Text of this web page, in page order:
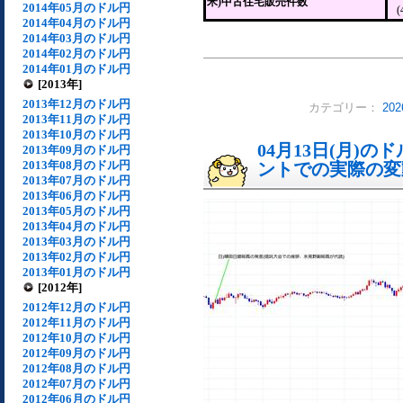
2014年05月のドル円
2014年04月のドル円
2014年03月のドル円
2014年02月のドル円
2014年01月のドル円
[2013年]
2013年12月のドル円
2013年11月のドル円
2013年10月のドル円
2013年09月のドル円
2013年08月のドル円
2013年07月のドル円
2013年06月のドル円
2013年05月のドル円
2013年04月のドル円
2013年03月のドル円
2013年02月のドル円
2013年01月のドル円
[2012年]
2012年12月のドル円
2012年11月のドル円
2012年10月のドル円
2012年09月のドル円
2012年08月のドル円
2012年07月のドル円
2012年06月のドル円
カテゴリー：
04月13日(月)の
ントでの実際の